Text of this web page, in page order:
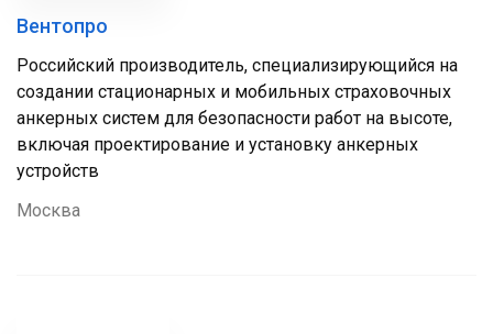
Вентопро
Российский производитель, специализирующийся на
создании стационарных и мобильных страховочных
анкерных систем для безопасности работ на высоте,
включая проектирование и установку анкерных
устройств
Москва